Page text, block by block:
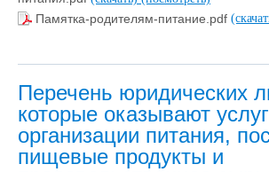
Памятка-родителям-питание.pdf
Перечень юридических
которые оказывают
организации питания,
пищевые продукты и